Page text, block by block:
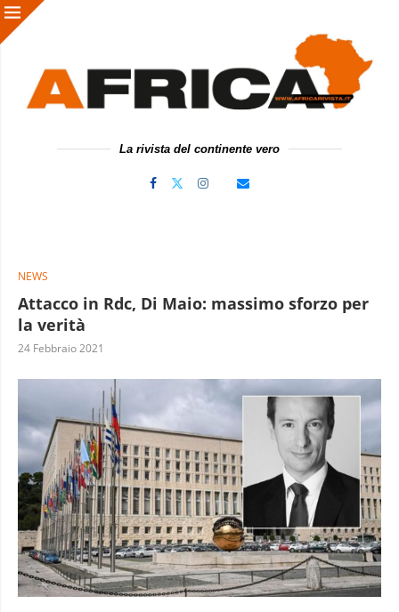
La rivista del continente vero
NEWS
Attacco in Rdc, Di Maio: massimo sforzo per
la verità
24 Febbraio 2021